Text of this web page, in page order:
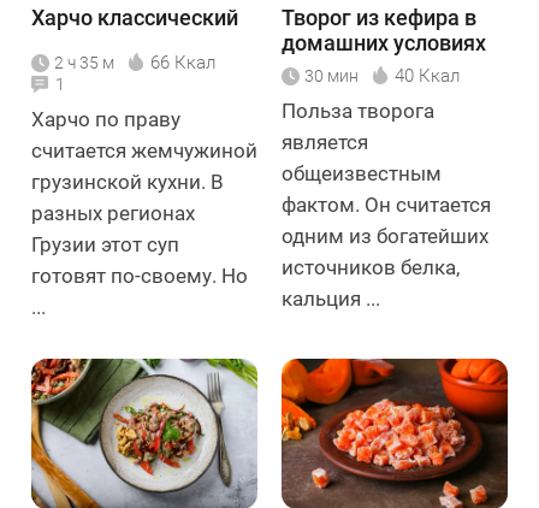
Харчо классический
2 ч 35 м 66 Ккал
1
Харчо по праву
считается жемчужиной
грузинской кухни. В
разных регионах
Грузии этот суп
готовят по-своему. Но
...
Творог из кефира в
домашних условиях
30 мин 40 Ккал
Польза творога
является
общеизвестным
фактом. Он считается
одним из богатейших
источников белка,
кальция ...